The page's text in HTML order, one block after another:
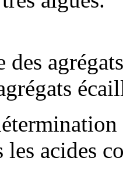
les acides